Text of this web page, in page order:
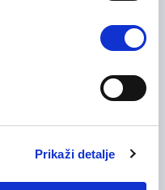
Prikaži detalje